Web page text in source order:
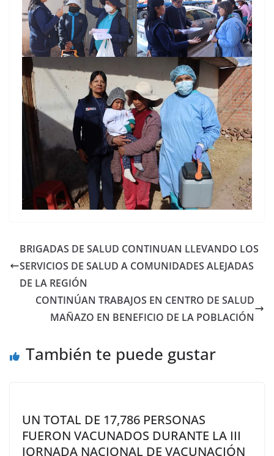
BRIGADAS DE SALUD CONTINUAN LLEVANDO LOS
SERVICIOS DE SALUD A COMUNIDADES ALEJADAS
DE LA REGIÓN
CONTINÚAN TRABAJOS EN CENTRO DE SALUD
MAÑAZO EN BENEFICIO DE LA POBLACIÓN
También te puede gustar
UN TOTAL DE 17,786 PERSONAS
FUERON VACUNADOS DURANTE LA III
JORNADA NACIONAL DE VACUNACIÓN